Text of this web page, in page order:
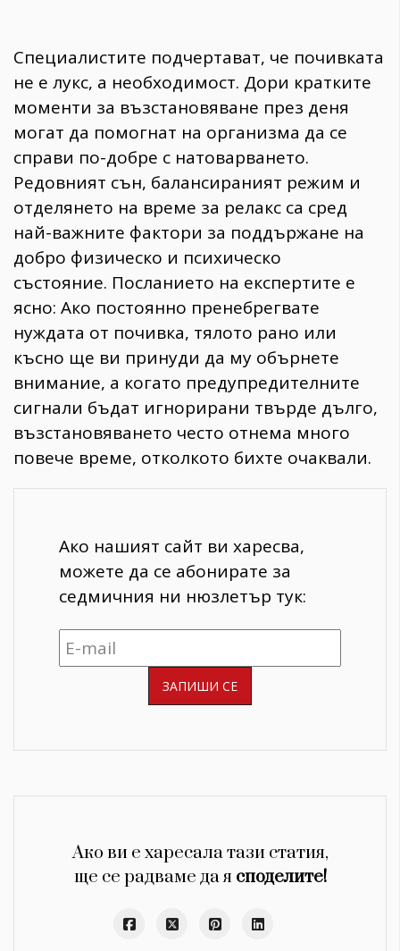
Специалистите подчертават, че почивката
не е лукс, а необходимост. Дори кратките
моменти за възстановяване през деня
могат да помогнат на организма да се
справи по-добре с натоварването.
Редовният сън, балансираният режим и
отделянето на време за релакс са сред
най-важните фактори за поддържане на
добро физическо и психическо
състояние. Посланието на експертите е
ясно: Ако постоянно пренебрегвате
нуждата от почивка, тялото рано или
късно ще ви принуди да му обърнете
внимание, а когато предупредителните
сигнали бъдат игнорирани твърде дълго,
възстановяването често отнема много
повече време, отколкото бихте очаквали.
Ако нашият сайт ви харесва,
можете да се абонирате за
седмичния ни нюзлетър тук:
Ако ви е харесала тази статия,
ще се радваме да я споделите!